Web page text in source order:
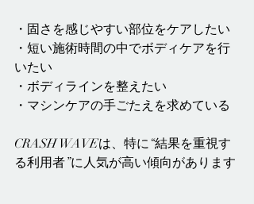
・固さを感じやすい部位をケアしたい
・短い施術時間の中でボディケアを行
いたい
・ボディラインを整えたい
・マシンケアの手ごたえを求めている
CRASH WAVEは、特に“結果を重視す
る利用者”に人気が高い傾向があります